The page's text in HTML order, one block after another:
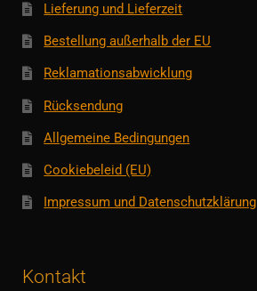
Lieferung und Lieferzeit
Bestellung außerhalb der EU
Reklamationsabwicklung
Rücksendung
Allgemeine Bedingungen
Cookiebeleid (EU)
Impressum und Datenschutzklärung
Kontakt